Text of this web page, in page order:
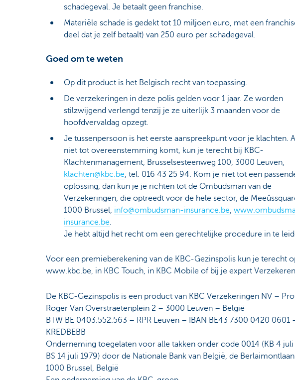
schadegeval. Je betaalt geen franchise.
Materiële schade is gedekt tot 10 miljoen euro, met een
deel dat je zelf betaalt) van 250 euro per schadegeval.
Goed om te weten
Op dit product is het Belgisch recht van toepassing.
De verzekeringen in deze polis gelden voor 1 jaar. Ze worden
stilzwijgend verlengd tenzij je ze uiterlijk 3 maanden voor de
hoofdvervaldag opzegt.
Je tussenpersoon is het eerste aanspreekpunt voor je klachten.
niet tot overeenstemming komt, kun je terecht bij KBC-
Klachtenmanagement, Brusselsesteenweg 100, 3000 Leuven,
klachten@kbc.be, tel. 016 43 25 94. Kom je niet tot een
oplossing, dan kun je je richten tot de Ombudsman van de
Verzekeringen, die optreedt voor de hele sector, de
1000 Brussel, info@ombudsman-insurance.be,
insurance.be.
Je hebt altijd het recht om een gerechtelijke procedure in te
Voor een premieberekening van de KBC-Gezinspolis kun je terecht
www.kbc.be, in KBC Touch, in KBC Mobile of bij je expert
De KBC-Gezinspolis is een product van KBC Verzekeringen NV –
Roger Van Overstraetenplein 2 – 3000 Leuven – België
BTW BE 0403.552.563 – RPR Leuven – IBAN BE43 7300 0420 0601
KREDBEBB
Onderneming toegelaten voor alle takken onder code 0014 (KB 4 juli
BS 14 juli 1979) door de Nationale Bank van België, de Berlaimontlaan
1000 Brussel, België